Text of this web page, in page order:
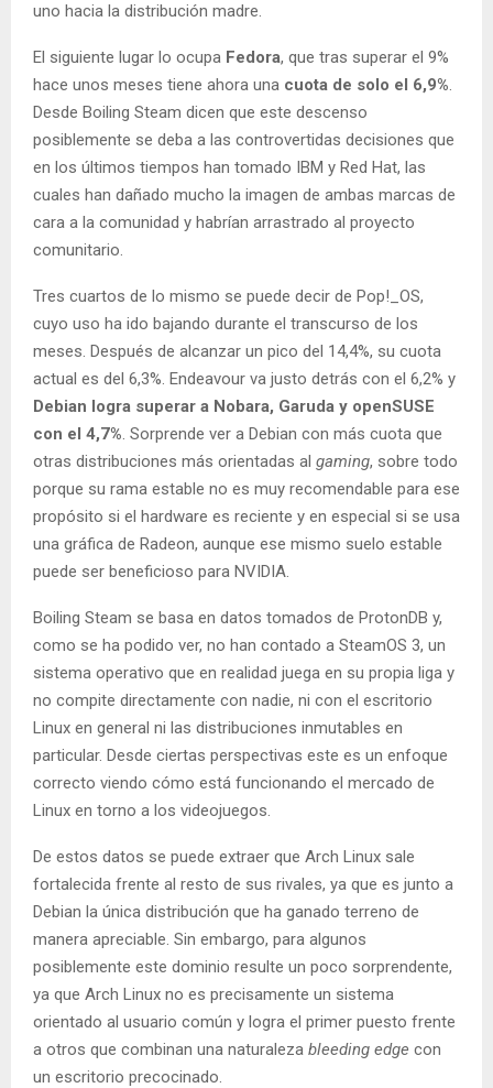
uno hacia la distribución madre.
El siguiente lugar lo ocupa Fedora, que tras superar el 9%
hace unos meses tiene ahora una cuota de solo el 6,9%
Desde Boiling Steam dicen que este descenso
posiblemente se deba a las controvertidas decisiones que
en los últimos tiempos han tomado IBM y Red Hat, las
cuales han dañado mucho la imagen de ambas marcas de
cara a la comunidad y habrían arrastrado al proyecto
comunitario.
Tres cuartos de lo mismo se puede decir de Pop!_OS,
cuyo uso ha ido bajando durante el transcurso de los
meses. Después de alcanzar un pico del 14,4%, su cuota
actual es del 6,3%. Endeavour va justo detrás con el 6,2% y
Debian logra superar a Nobara, Garuda y openSUSE
con el 4,7% . Sorprende ver a Debian con más cuota que
otras distribuciones más orientadas al gaming, sobre todo
porque su rama estable no es muy recomendable para ese
propósito si el hardware es reciente y en especial si se usa
una gráfica de Radeon, aunque ese mismo suelo estable
puede ser beneficioso para NVIDIA.
Boiling Steam se basa en datos tomados de ProtonDB y,
como se ha podido ver, no han contado a SteamOS 3, un
sistema operativo que en realidad juega en su propia liga y
no compite directamente con nadie, ni con el escritorio
Linux en general ni las distribuciones inmutables en
particular. Desde ciertas perspectivas este es un enfoque
correcto viendo cómo está funcionando el mercado de
Linux en torno a los videojuegos.
De estos datos se puede extraer que Arch Linux sale
fortalecida frente al resto de sus rivales, ya que es junto a
Debian la única distribución que ha ganado terreno de
manera apreciable. Sin embargo, para algunos
posiblemente este dominio resulte un poco sorprendente,
ya que Arch Linux no es precisamente un sistema
orientado al usuario común y logra el primer puesto frente
a otros que combinan una naturaleza bleeding edge con
un escritorio precocinado.